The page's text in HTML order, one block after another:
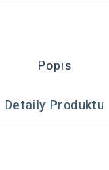
Popis
Detaily Produktu